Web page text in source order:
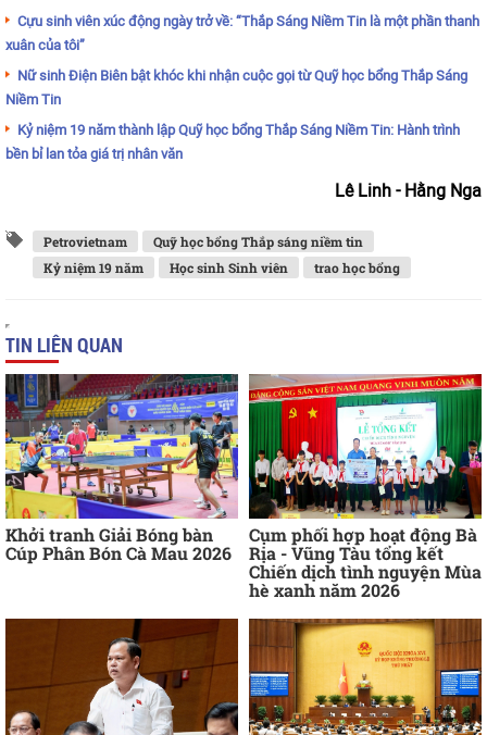
Cựu sinh viên xúc động ngày trở về: “Thắp Sáng Niềm Tin là một phần thanh
xuân của tôi”
Nữ sinh Điện Biên bật khóc khi nhận cuộc gọi từ Quỹ học bổng Thắp Sáng
Niềm Tin
Kỷ niệm 19 năm thành lập Quỹ học bổng Thắp Sáng Niềm Tin: Hành trình
bền bỉ lan tỏa giá trị nhân văn
Lê Linh - Hằng Nga
Petrovietnam
Quỹ học bổng Thắp sáng niềm tin
Kỷ niệm 19 năm
Học sinh Sinh viên trao học bổng
TIN LIÊN QUAN
Khởi tranh Giải Bóng bàn
Cúp Phân Bón Cà Mau 2026
Cụm phối hợp hoạt động Bà
Rịa - Vũng Tàu tổng kết
Chiến dịch tình nguyện Mùa
hè xanh năm 2026